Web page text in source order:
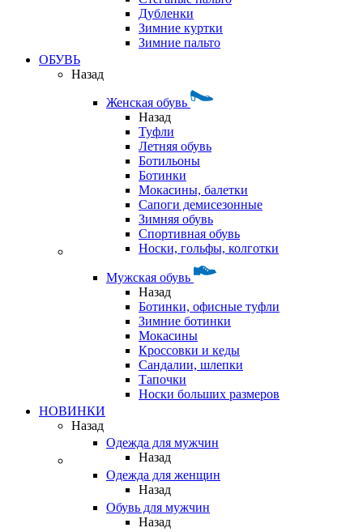
Дубленки
Зимние куртки
Зимние пальто
ОБУВЬ
Назад
Женская обувь
Назад
Туфли
Летняя обувь
Ботильоны
Ботинки
Мокасины, балетки
Сапоги демисезонные
Зимняя обувь
Спортивная обувь
Носки, гольфы, колготки
Мужская обувь
Назад
Ботинки, офисные туфли
Зимние ботинки
Мокасины
Кроссовки и кеды
Сандалии, шлепки
Тапочки
Носки больших размеров
НОВИНКИ
Назад
Одежда для мужчин
Назад
Одежда для женщин
Назад
Обувь для мужчин
Назад